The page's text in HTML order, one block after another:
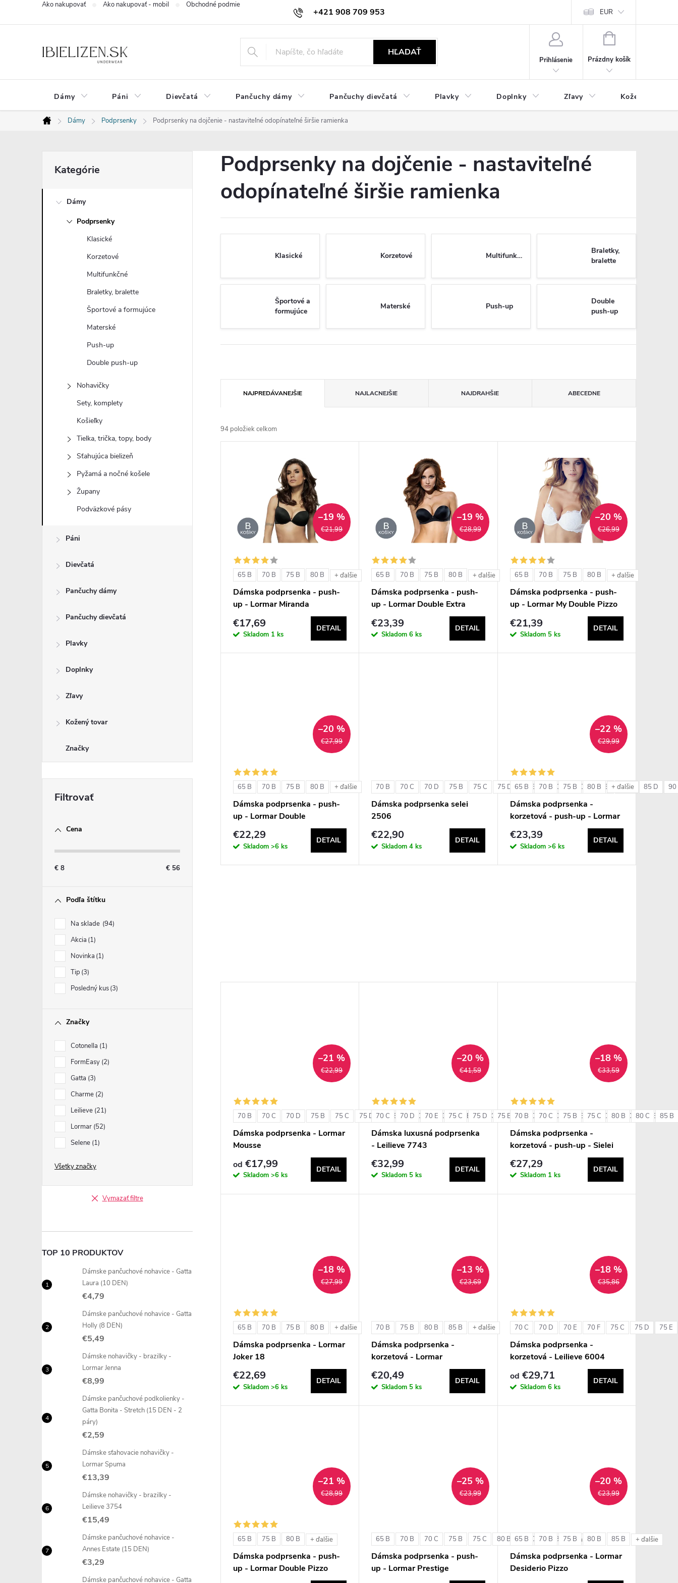
+421 908 709 953
objednavky@ibielizen.sk
Ako nakupovať Ako nakupovať - mobil Obchodné podmienky
EUR
HĽADAŤ
Prihlásenie
NÁKUPNÝ
Prázdny košík
Dámy Páni Dievčatá Pančuchy dámy Pančuchy dievčatá Plavky Doplnky Zľavy Kožený tovar
Domov
Dámy Podprsenky Podprsenky na dojčenie - nastaviteľné odopínateľné širšie ramienka
o
kategórie
Kategórie
Dámy
Podprsenky
Klasické
Korzetové
Multifunkčné
Braletky, bralette
Športové a formujúce
Materské
Push-up
Double push-up
Nohavičky
Sety, komplety
Košieľky
Tielka, trička, topy, body
Sťahujúca bielizeň
Pyžamá a nočné košele
Župany
Podväzkové pásy
Páni
Dievčatá
Pančuchy dámy
Pančuchy dievčatá
Plavky
Doplnky
Zľavy
Kožený tovar
Značky
Cena
€ 8 € 56
Podľa štítku
Na sklade 94
Akcia 1
Novinka 1
Tip 3
Posledný kus 3
Značky
Cotonella 1
FormEasy 2
Gatta 3
Charme 2
Leilieve 21
Lormar 52
Selene 1
Všetky značky
Vymazať filtre
TOP 10 PRODUKTOV
Dámske pančuchové nohavice - Gatta
Laura (10 DEN)
€4,79
Dámske pančuchové nohavice - Gatta
Holly (8 DEN)
€5,49
Dámske nohavičky - brazilky -
Lormar Jenna
€8,99
Dámske pančuchové podkolienky -
Gatta Bonita - Stretch (15 DEN - 2
páry)
€2,59
Dámske sťahovacie nohavičky -
Lormar Spuma
€13,39
Dámske nohavičky - brazilky -
Leilieve 3754
€15,49
Dámske pančuchové nohavice -
Annes Estate (15 DEN)
€3,29
Dámske pančuchové nohavice - Gatta
Podprsenky na dojčenie - nastaviteľné
odopínateľné širšie ramienka
Klasické Korzetové Multifunkčné
Braletky,
bralette
Športové a
formujúce
Materské Push-up
Double
push-up
a
d
NAJPREDÁVANEJŠIE NAJLACNEJŠIE NAJDRAHŠIE ABECEDNE
94 položiek celkom
d
€21,99
–19 %
65 B 70 B 75 B 80 B + ďalšie
Dámska podprsenka - push-
up - Lormar Miranda
€17,69
Skladom 1 ks
DETAIL
€28,99
–19 %
65 B 70 B 75 B 80 B + ďalšie
Dámska podprsenka - push-
up - Lormar Double Extra
€23,39
Skladom6 ks
DETAIL
€26,99
–20 %
65 B 70 B 75 B 80 B + ďalšie
Dámska podprsenka - push-
up - Lormar My Double Pizzo
€21,39
Skladom 5 ks
DETAIL
€27,99
–20 %
65 B 70 B 75 B 80 B + ďalšie
Dámska podprsenka - push-
up - Lormar Double
€22,29
Skladom >6 ks
DETAIL
70 B 70 C 70 D 75 B 75 C 75 D 80 B 80 C 80 D 85 B 85 C 85 D 90
Dámska podprsenka selei
2506
€22,90
Skladom4 ks
DETAIL
€29,99
–22 %
65 B 70 B 75 B 80 B + ďalšie
Dámska podprsenka -
korzetová - push-up - Lormar
Double Extra Pizzo
€23,39
Skladom >6 ks
DETAIL
€22,99
–21 %
70 B 70 C 70 D 75 B 75 C 75 D 80 B 80 C 80 D 85 B 85 C 85 D 90 B 90 C + ďalšie
Dámska podprsenka - Lormar
Mousse
od €17,99
Skladom >6 ks
DETAIL
€41,59
–20 %
70 C 70 D 70 E 75 C 75 D 75 E 80 C 80 D 80 E 85 C 85 D 85 E 90
Dámska luxusná podprsenka
- Leilieve 7743
€32,99
Skladom 5 ks
DETAIL
€33,59
–18 %
70 B 70 C 75 B 75 C 80 B 80 C 85 B
Dámska podprsenka -
korzetová - push-up - Sielei
1580
€27,29
Skladom 1 ks
DETAIL
€27,99
–18 %
65 B 70 B 75 B 80 B + ďalšie
Dámska podprsenka - Lormar
Joker 18
€22,69
Skladom >6 ks
DETAIL
€23,69
–13 %
70 B 75 B 80 B 85 B + ďalšie
Dámska podprsenka -
korzetová - Lormar
ExtraOrdinary Fascia
€20,49
Skladom 5 ks
DETAIL
€35,86
–18 %
70 C 70 D 70 E 70 F 75 C 75 D 75 E
Dámska podprsenka -
korzetová - Leilieve 6004
od €29,71
Skladom 6 ks
DETAIL
€28,99
–21 %
65 B 75 B 80 B + ďalšie
Dámska podprsenka - push-
up - Lormar Double Pizzo
€23,99
–25 %
65 B 70 B 70 C 75 B 75 C 80 B 80 C 85 B + ďalšie
Dámska podprsenka - push-
up - Lormar Prestige
€23,99
–20 %
65 B 70 B 75 B 80 B 85 B + ďalšie
Dámska podprsenka - Lormar
Desiderio Pizzo